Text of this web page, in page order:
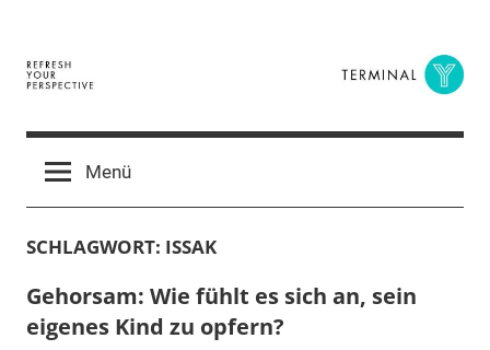
springen
Terminal
Y
Digital
BusinessMenü
SCHLAGWORT: ISSAK
Gehorsam: Wie fühlt es sich an, sein
eigenes Kind zu opfern?